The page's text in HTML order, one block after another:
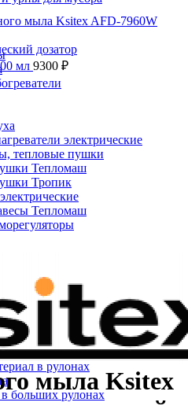
электрические
тепловые пушки
Тепломаш
Тропик
Тепломаш
для унитаза
средства
для диспенсеров
полотенца
в рулонах
в больших рулонах
дозатор
мл 9300 ₽
мыла Ksitex